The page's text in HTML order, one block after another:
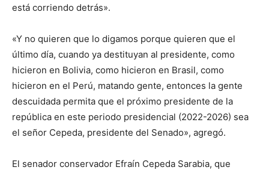
está corriendo detrás».
«Y no quieren que lo digamos porque quieren que el
último día, cuando ya destituyan al presidente, como
hicieron en Bolivia, como hicieron en Brasil, como
hicieron en el Perú, matando gente, entonces la gente
descuidada permita que el próximo presidente de la
república en este periodo presidencial (2022-2026) sea
el señor Cepeda, presidente del Senado», agregó.
El senador conservador Efraín Cepeda Sarabia, que